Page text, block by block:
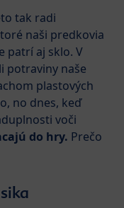
tak radi
naši predkovia
patrí aj sklo. V
potraviny naše
plastových
no dnes, keď
voči
do hry. Prečo